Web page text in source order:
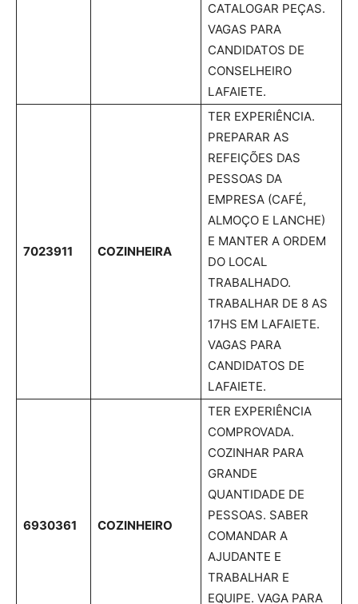
CATALOGAR PEÇAS.
VAGAS PARA
CANDIDATOS DE
CONSELHEIRO
LAFAIETE.
7023911 COZINHEIRA
TER EXPERIÊNCIA.
PREPARAR AS
REFEIÇÕES DAS
PESSOAS DA
EMPRESA (CAFÉ,
ALMOÇO E LANCHE)
E MANTER A ORDEM
DO LOCAL
TRABALHADO.
TRABALHAR DE 8 AS
17HS EM LAFAIETE.
VAGAS PARA
CANDIDATOS DE
LAFAIETE.
6930361 COZINHEIRO
TER EXPERIÊNCIA
COMPROVADA.
COZINHAR PARA
GRANDE
QUANTIDADE DE
PESSOAS. SABER
COMANDAR A
AJUDANTE E
TRABALHAR E
EQUIPE. VAGA PARA